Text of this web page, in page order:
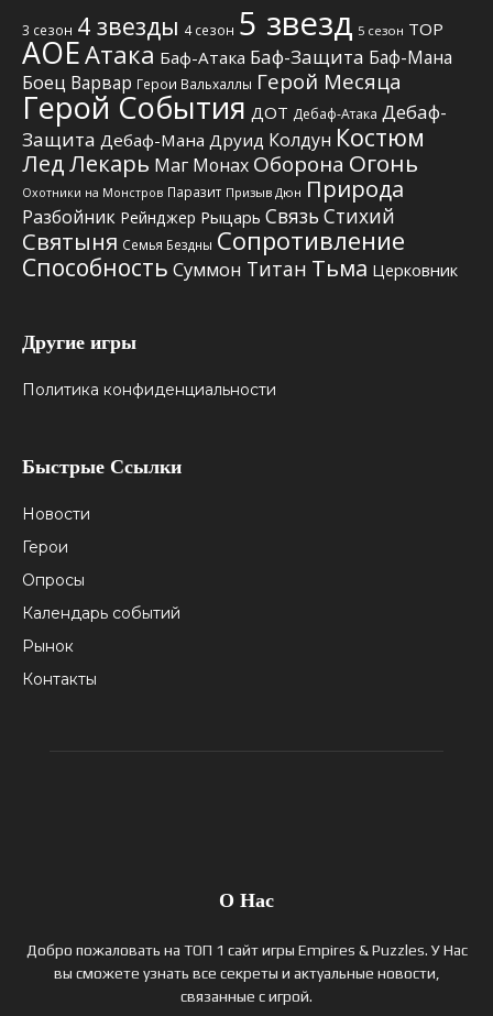
3 сезон 4 звезды 4 сезон 5 звезд 5 сезон TOP
АОЕАтака Баф-Атака Баф-Защита Баф-Мана
Боец Варвар Герои Вальхаллы Герой Месяца
Герой События ДОТ Дебаф-Атака Дебаф-
Защита Дебаф-Мана Друид Колдун Костюм
ЛедЛекарь Маг Монах Оборона Огонь
Охотники на Монстров Паразит Призыв Дюн Природа
Разбойник Рейнджер Рыцарь Связь Стихий
Святыня Семья Бездны Сопротивление
Способность Суммон Титан Тьма Церковник
Другие игры
Политика конфиденциальности
Быстрые Ссылки
Новости
Герои
Опросы
Календарь событий
Рынок
Контакты
О Нас
Добро пожаловать на ТОП 1 сайт игры Empires & Puzzles. У Нас
вы сможете узнать все секреты и актуальные новости,
связанные с игрой.